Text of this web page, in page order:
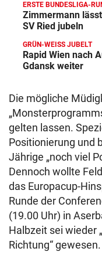
ERSTE BUNDESLIGA-
Zimmermann
SV Ried jubeln
GRÜN-WEISS JUBELT
Rapid Wien nach
Gdansk weiter
Die mögliche
gelten lassen.
Positionierung und
Jährige „noch viel
Dennoch wollte
das Europacup-
Runde der
(19.00 Uhr) in
Halbzeit sei wieder
Richtung“ gewesen.